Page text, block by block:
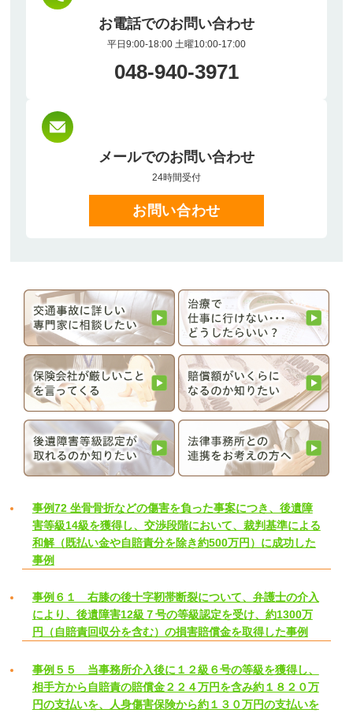
お電話でのお問い合わせ
平日9:00-18:00 土曜10:00-17:00
048-940-3971
メールでのお問い合わせ
24時間受付
お問い合わせ
事例72 坐骨骨折などの傷害を負った事案につき、後遺障
害等級14級を獲得し、交渉段階において、裁判基準による
和解（既払い金や自賠責分を除き約500万円）に成功した
事例
事例６１ 右膝の後十字靭帯断裂について、弁護士の介入
により、後遺障害12級７号の等級認定を受け、約1300万
円（自賠責回収分を含む）の損害賠償金を取得した事例
事例５５ 当事務所介入後に１２級６号の等級を獲得し、
相手方から自賠責の賠償金２２４万円を含み約１８２０万
円の支払いを、人身傷害保険から約１３０万円の支払いを